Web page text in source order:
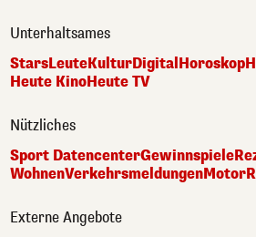
Unterhaltsames
StarsLeuteKulturDigital Horoskop
Heute KinoHeute TV
Nützliches
Sport DatencenterGewinnspiele
WohnenVerkehrsmeldungenMotor
Externe Angebote